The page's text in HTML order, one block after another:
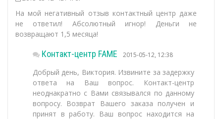
На мой негативный отзыв контактный центр даже
не ответил! Абсолютный игнор! Деньги не
возвращают 1,5 месяца!
Контакт-центр FAME 2015-05-12, 12:38
Добрый день, Виктория. Извините за задержку
ответа на Ваш вопрос. Контакт-центр
неоднакратно с Вами связывался по данному
вопросу. Возврат Вашего заказа получен и
принят в работу. Ваш вопрос находится на